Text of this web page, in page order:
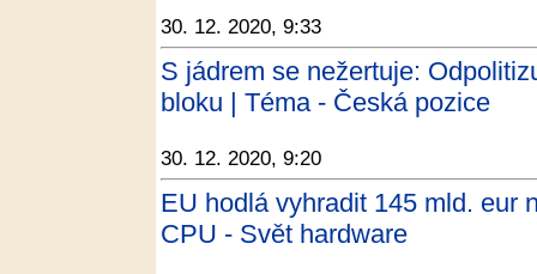
30. 12. 2020, 9:33
S jádrem se nežertuje:
bloku | Téma - Česká pozice
30. 12. 2020, 9:20
EU hodlá vyhradit 145 mld. eur
CPU - Svět hardware